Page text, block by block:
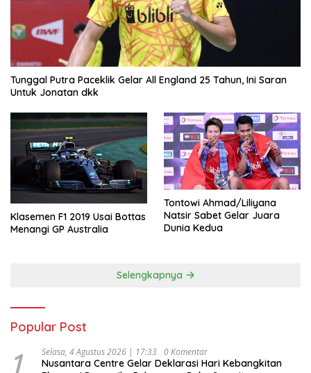
Tunggal Putra Paceklik Gelar All England 25 Tahun, Ini Saran
Untuk Jonatan dkk
Klasemen F1 2019 Usai Bottas
Menangi GP Australia
Tontowi Ahmad/Liliyana
Natsir Sabet Gelar Juara
Dunia Kedua
Selengkapnya
Popular Post
1 Selasa, 4 Agustus 2026 | 17:33 0 Komentar
Nusantara Centre Gelar Deklarasi Hari Kebangkitan